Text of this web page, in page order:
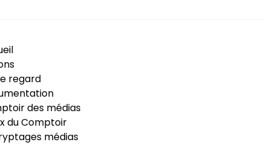
regard
des médias
du Comptoir
médias